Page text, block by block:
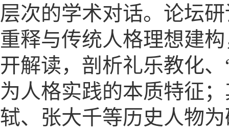
层次的学术对话。论坛
重释与传统人格理想建
开解读，剖析礼乐教化
为人格实践的本质特征
轼、张大千等历史人物